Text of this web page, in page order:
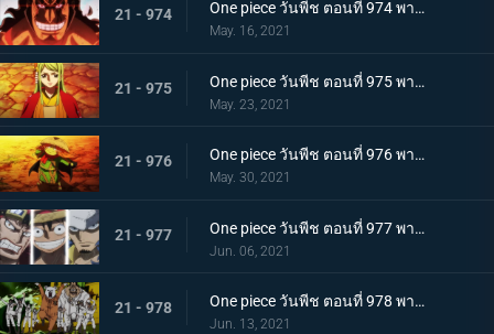
21 - 974 One piece วันพีช ตอนที่ 974 พากย์ไทย โอเด้งจะไม่ใช่โอเด้งถ้าไม่ต้ม!
May. 16, 2021
21 - 975 One piece วันพีช ตอนที่ 975 พากย์ไทย ปราสาทลุกเป็นไฟ! โชคชะตาของตระกูลโคสึกิ!
May. 23, 2021
21 - 976 One piece วันพีช ตอนที่ 976 พากย์ไทย กลับสู่ปัจจุบัน! 20 ปีต่อมา
May. 30, 2021
21 - 977 One piece วันพีช ตอนที่ 977 พากย์ไทย ทะเลมีไว้สำหรับโจรสลัด! บุก! มุ่งสู่โอนิกาชิมะ
Jun. 06, 2021
21 - 978 One piece วันพีช ตอนที่ 978 พากย์ไทย รุ่นที่เลวร้ายที่สุดมาแล้ว! การต่อสู้กลางทะเลอันดุเดือด
Jun. 13, 2021